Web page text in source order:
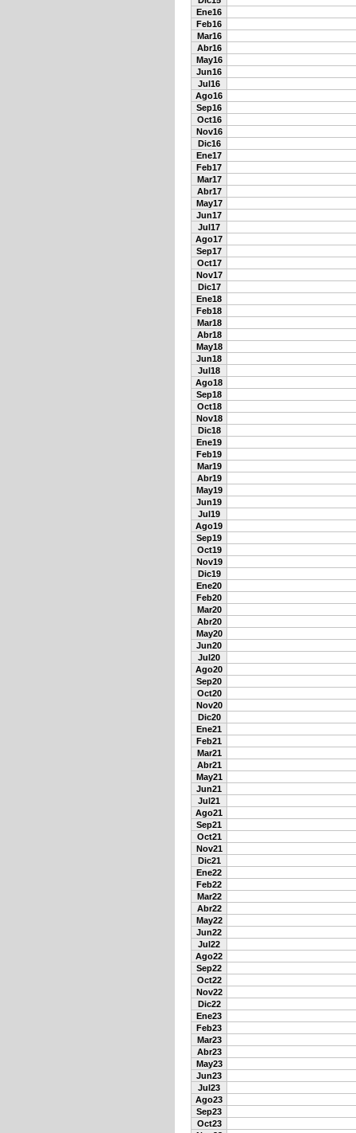
Ene16
Feb16
Mar16
Abr16
May16
Jun16
Jul16
Ago16
Sep16
Oct16
Nov16
Dic16
Ene17
Feb17
Mar17
Abr17
May17
Jun17
Jul17
Ago17
Sep17
Oct17
Nov17
Dic17
Ene18
Feb18
Mar18
Abr18
May18
Jun18
Jul18
Ago18
Sep18
Oct18
Nov18
Dic18
Ene19
Feb19
Mar19
Abr19
May19
Jun19
Jul19
Ago19
Sep19
Oct19
Nov19
Dic19
Ene20
Feb20
Mar20
Abr20
May20
Jun20
Jul20
Ago20
Sep20
Oct20
Nov20
Dic20
Ene21
Feb21
Mar21
Abr21
May21
Jun21
Jul21
Ago21
Sep21
Oct21
Nov21
Dic21
Ene22
Feb22
Mar22
Abr22
May22
Jun22
Jul22
Ago22
Sep22
Oct22
Nov22
Dic22
Ene23
Feb23
Mar23
Abr23
May23
Jun23
Jul23
Ago23
Sep23
Oct23